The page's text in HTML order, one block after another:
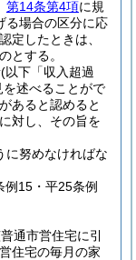
第14条第4項に規
る場合の区分に応
定したときは、
とする。
(以下「収入超過
述べることがで
あると認めると
対し、その旨を
に努めなければな
15・平25条例
通市営住宅に引
住宅の毎月の家